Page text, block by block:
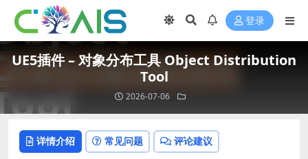
登录
UE5插件 – 对象分布工具 Object Distribution
Tool
2026-07-06
详情介绍 常见问题 评论建议